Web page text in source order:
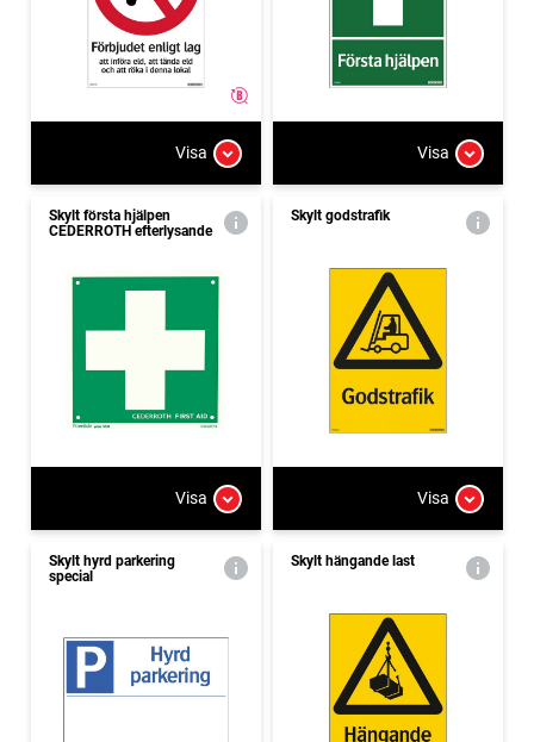
Visa Visa
Skylt första hjälpen
CEDERROTH efterlysande
Visa
Skylt godstrafik
Visa
Skylt hyrd parkering
special
Skylt hängande last